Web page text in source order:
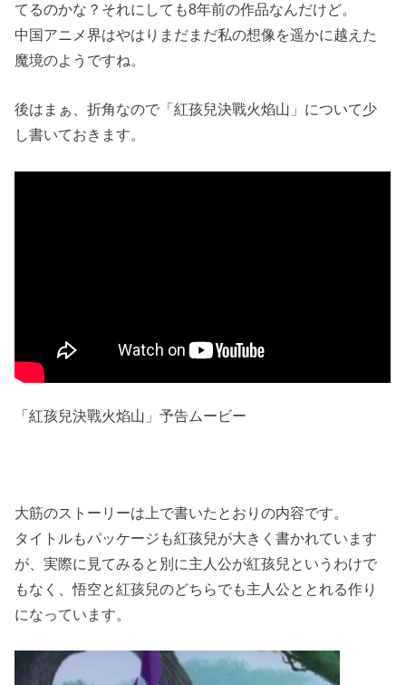
てるのかな？それにしても8年前の作品なんだけど。
中国アニメ界はやはりまだまだ私の想像を遥かに越えた
魔境のようですね。
後はまぁ、折角なので「紅孩兒決戰火焰山」について少
し書いておきます。
「紅孩兒決戰火焰山」予告ムービー
大筋のストーリーは上で書いたとおりの内容です。
タイトルもパッケージも紅孩兒が大きく書かれています
が、実際に見てみると別に主人公が紅孩兒というわけで
もなく、悟空と紅孩兒のどちらでも主人公ととれる作り
になっています。